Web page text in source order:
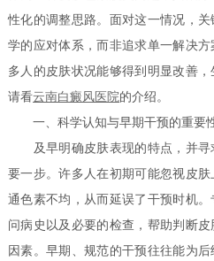
性化的调整思路。面对这一情况，
学的应对体系，而非追求单一解决
多人的皮肤状况能够得到明显改善
请看云南白癜风医院的介绍。
一、科学认知与早期干预的重要
及早明确皮肤表现的特点，并寻
要一步。许多人在初期可能忽视皮
通色素不均，从而延误了干预时机
问病史以及必要的检查，帮助判断
因素。早期、规范的干预往往能为